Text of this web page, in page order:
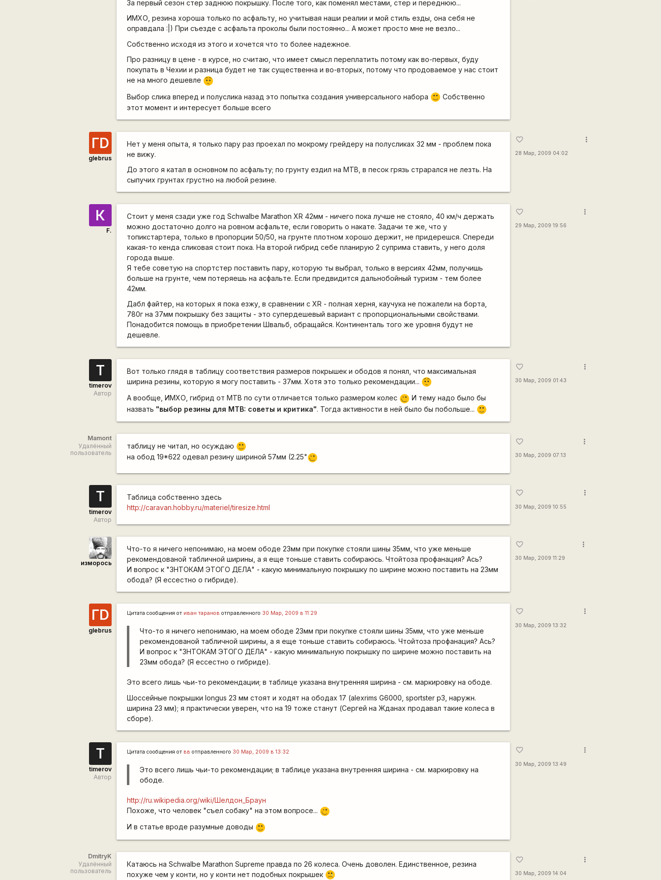
За первый сезон стер заднюю покрышку. После того, как поменял местами, стер и переднюю...
ИМХО, резина хороша только по асфальту, но учитывая наши реалии и мой стиль езды, она себя не
оправдала :|) При съезде с асфальта проколы были постоянно... А может просто мне не везло...
Собственно исходя из этого и хочется что то более надежное.
Про разницу в цене - в курсе, но считаю, что имеет смысл переплатить потому как во-первых, буду
покупать в Чехии и разница будет не так существенна и во-вторых, потому что продоваемое у нас стоит
не на много дешевле :-/
Выбор слика вперед и полуслика назад это попытка создания универсального набора
:) Собственно
этот момент и интересует больше всего
ГD
glebrus
Нет у меня опыта, я только пару раз проехал по мокрому грейдеру на полусликах 32 мм - проблем пока
не вижу.
До этого я катал в основном по асфальту; по грунту ездил на MTB, в песок грязь страрался не лезть. На
сыпучих грунтах грустно на любой резине.
favorite_border
28 Мар, 2009 04:02
more_vert
К
F.
Стоит у меня сзади уже год Schwalbe Marathon XR 42мм - ничего пока лучше не стояло, 40 км/ч держать
можно достаточно долго на ровном асфальте, если говорить о накате. Задачи те же, что у
топикстартера, только в пропорции 50/50, на грунте плотном хорошо держит, не придерешся. Спереди
какая-то кенда сликовая стоит пока. На второй гибрид себе планирую 2 суприма ставить, у него доля
города выше.
Я тебе советую на спортстер поставить пару, которую ты выбрал, только в версиях 42мм, получишь
больше на грунте, чем потеряешь на асфальте. Если предвидится дальнобойный туризм - тем более
42мм.
Дабл файтер, на которых я пока езжу, в сравнении с XR - полная херня, каучука не пожалели на борта,
780г на 37мм покрышку без защиты - это супердешевый вариант с пропорциональными свойствами.
Понадобится помощь в приобретении Швальб, обращайся. Континенталь того же уровня будут не
дешевле.
favorite_border
29 Мар, 2009 19:56
more_vert
T
timerov
Автор
Вот только глядя в таблицу соответствия размеров покрышек и ободов я понял, что максимальная
ширина резины, которую я могу поставить - 37мм. Хотя это только рекомендации... :-/
А вообще, ИМХО, гибрид от MTB по сути отличается только размером колес
;) И тему надо было бы
назвать "выбор резины для MTB: советы и критика". Тогда активности в ней было бы побольше... :)
favorite_border
30 Мар, 2009 01:43
more_vert
Mamont
Удалённый
пользователь
таблицу не читал, но осуждаю
:)
на обод 19*622 одевал резину шириной 57мм (2.25" ;)
favorite_border
30 Мар, 2009 07:13
more_vert
T
timerov
Автор
Таблица собственно здесь
http://caravan.hobby.ru/materiel/tiresize.html
favorite_border
30 Мар, 2009 10:55
more_vert
изморось
Что-то я ничего непонимаю, на моем ободе 23мм при покупке стояли шины 35мм, что уже меньше
рекомендованой табличной ширины, а я еще тоньше ставить собираюсь. Чтойтоза профанация? Ась?
И вопрос к "ЗНТОКАМ ЭТОГО ДЕЛА" - какую минимальную покрышку по ширине можно поставить на 23мм
обода? (Я ессестно о гибриде).
favorite_border
30 Мар, 2009 11:29
more_vert
ГD
glebrus
Цитата сообщения от иван таранов отправленного 30 Мар, 2009 в 11:29
Что-то я ничего непонимаю, на моем ободе 23мм при покупке стояли шины 35мм, что уже меньше
рекомендованой табличной ширины, а я еще тоньше ставить собираюсь. Чтойтоза профанация? Ась?
И вопрос к "ЗНТОКАМ ЭТОГО ДЕЛА" - какую минимальную покрышку по ширине можно поставить на
23мм обода? (Я ессестно о гибриде).
Это всего лишь чьи-то рекомендации; в таблице указана внутренняя ширина - см. маркировку на ободе.
Шоссейные покрышки longus 23 мм стоят и ходят на ободах 17 (alexrims G6000, sportster p3, наружн.
ширина 23 мм); я практически уверен, что на 19 тоже станут (Сергей на Жданах продавал такие колеса в
сборе).
favorite_border
30 Мар, 2009 13:32
more_vert
T
timerov
Автор
Цитата сообщения от вв отправленного 30 Мар, 2009 в 13:32
Это всего лишь чьи-то рекомендации; в таблице указана внутренняя ширина - см. маркировку на
ободе.
http://ru.wikipedia.org/wiki/Шелдон_Браун
Похоже, что человек "съел собаку" на этом вопросе...
;)
И в статье вроде разумные доводы
:)
favorite_border
30 Мар, 2009 13:49
more_vert
DmitryK
Удалённый
пользователь
Катаюсь на Schwalbe Marathon Supreme правда по 26 колеса. Очень доволен. Единственное, резина
похуже чем у конти, но у конти нет подобных покрышек :'(
favorite_border
30 Мар, 2009 14:04
more_vert